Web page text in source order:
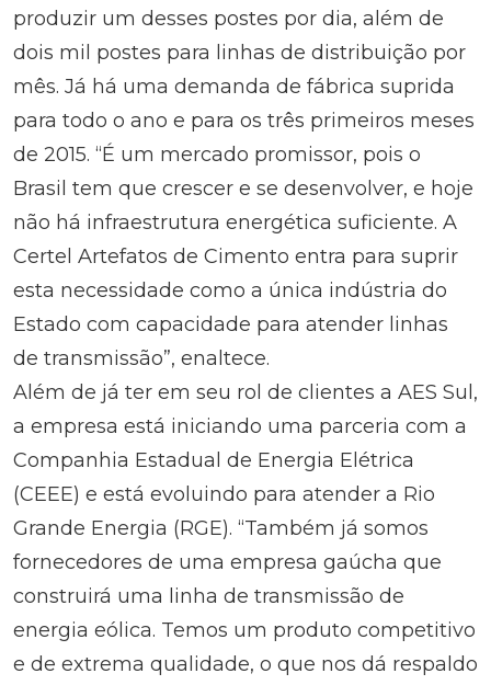
produzir um desses postes por dia, além de
dois mil postes para linhas de distribuição por
mês. Já há uma demanda de fábrica suprida
para todo o ano e para os três primeiros meses
de 2015. “É um mercado promissor, pois o
Brasil tem que crescer e se desenvolver, e hoje
não há infraestrutura energética suficiente. A
Certel Artefatos de Cimento entra para suprir
esta necessidade como a única indústria do
Estado com capacidade para atender linhas
de transmissão”, enaltece.
Além de já ter em seu rol de clientes a AES Sul,
a empresa está iniciando uma parceria com a
Companhia Estadual de Energia Elétrica
(CEEE) e está evoluindo para atender a Rio
Grande Energia (RGE). “Também já somos
fornecedores de uma empresa gaúcha que
construirá uma linha de transmissão de
energia eólica. Temos um produto competitivo
e de extrema qualidade, o que nos dá respaldo